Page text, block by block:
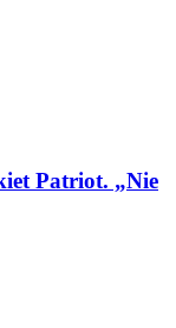
Patriot. „Nie